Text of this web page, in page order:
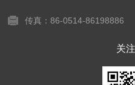
传真：86-0514-86198886
关